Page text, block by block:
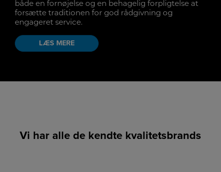
både en fornøjelse og en behagelig forpligtelse at
forsætte traditionen for god rådgivning og
engageret service.
LÆS MERE
Vi har alle de kendte kvalitetsbrands